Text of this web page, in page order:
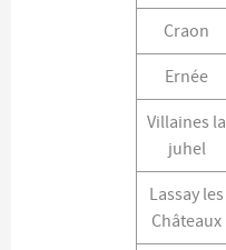
Craon
Ernée
Villaines la
juhel
Lassay les
Châteaux